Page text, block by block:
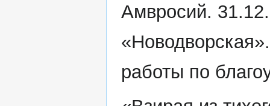
Амвросий.
работы по